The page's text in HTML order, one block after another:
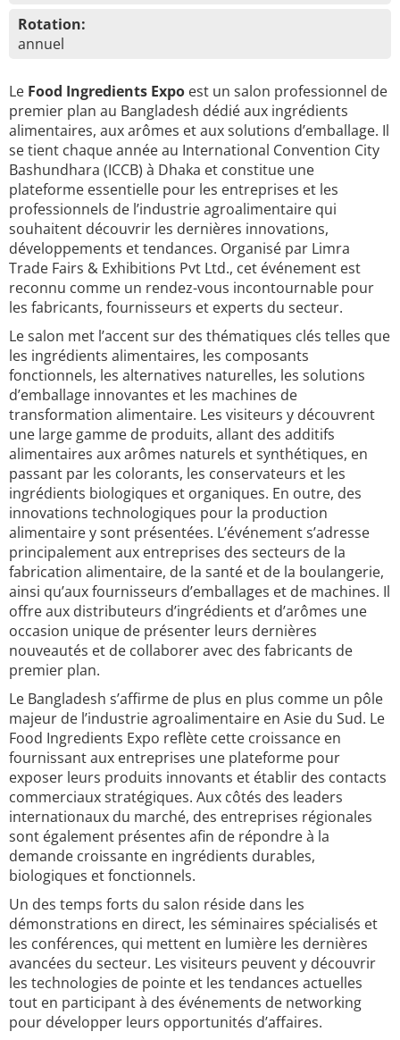
Rotation:
annuel
Le Food Ingredients Expo est un salon professionnel de
premier plan au Bangladesh dédié aux ingrédients
alimentaires, aux arômes et aux solutions d’emballage. Il
se tient chaque année au International Convention City
Bashundhara (ICCB) à Dhaka et constitue une
plateforme essentielle pour les entreprises et les
professionnels de l’industrie agroalimentaire qui
souhaitent découvrir les dernières innovations,
développements et tendances. Organisé par Limra
Trade Fairs & Exhibitions Pvt Ltd., cet événement est
reconnu comme un rendez-vous incontournable pour
les fabricants, fournisseurs et experts du secteur.
Le salon met l’accent sur des thématiques clés telles que
les ingrédients alimentaires, les composants
fonctionnels, les alternatives naturelles, les solutions
d’emballage innovantes et les machines de
transformation alimentaire. Les visiteurs y découvrent
une large gamme de produits, allant des additifs
alimentaires aux arômes naturels et synthétiques, en
passant par les colorants, les conservateurs et les
ingrédients biologiques et organiques. En outre, des
innovations technologiques pour la production
alimentaire y sont présentées. L’événement s’adresse
principalement aux entreprises des secteurs de la
fabrication alimentaire, de la santé et de la boulangerie,
ainsi qu’aux fournisseurs d’emballages et de machines. Il
offre aux distributeurs d’ingrédients et d’arômes une
occasion unique de présenter leurs dernières
nouveautés et de collaborer avec des fabricants de
premier plan.
Le Bangladesh s’affirme de plus en plus comme un pôle
majeur de l’industrie agroalimentaire en Asie du Sud. Le
Food Ingredients Expo reflète cette croissance en
fournissant aux entreprises une plateforme pour
exposer leurs produits innovants et établir des contacts
commerciaux stratégiques. Aux côtés des leaders
internationaux du marché, des entreprises régionales
sont également présentes afin de répondre à la
demande croissante en ingrédients durables,
biologiques et fonctionnels.
Un des temps forts du salon réside dans les
démonstrations en direct, les séminaires spécialisés et
les conférences, qui mettent en lumière les dernières
avancées du secteur. Les visiteurs peuvent y découvrir
les technologies de pointe et les tendances actuelles
tout en participant à des événements de networking
pour développer leurs opportunités d’affaires.